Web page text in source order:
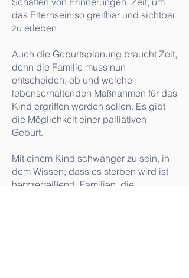
das Elternsein so greifbar und sichtbar
zu erleben.
Auch die Geburtsplanung braucht Zeit,
denn die Familie muss nun
entscheiden, ob und welche
lebenserhaltenden Maßnahmen für das
Kind ergriffen werden sollen. Es gibt
die Möglichkeit einer palliativen
Geburt.
Mit einem Kind schwanger zu sein, in
dem Wissen, dass es sterben wird ist
herzzerreißend. Familien, die